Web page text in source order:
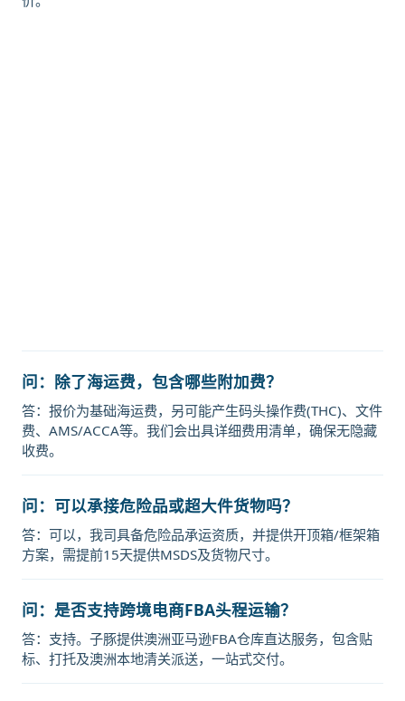
问：除了海运费，包含哪些附加费？
答：报价为基础海运费，另可能产生码头操作费(THC)、文件
费、AMS/ACCA等。我们会出具详细费用清单，确保无隐藏
收费。
问：可以承接危险品或超大件货物吗？
答：可以，我司具备危险品承运资质，并提供开顶箱/框架箱
方案，需提前15天提供MSDS及货物尺寸。
问：是否支持跨境电商FBA头程运输？
答：支持。子豚提供澳洲亚马逊FBA仓库直达服务，包含贴
标、打托及澳洲本地清关派送，一站式交付。